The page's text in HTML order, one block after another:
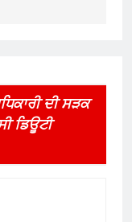
ਦੀ ਸੜਕ
ਡਿਊਟੀ